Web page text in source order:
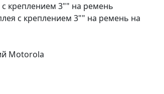
креплением 3"" на ремень
с креплением 3"" на ремень на
Motorola